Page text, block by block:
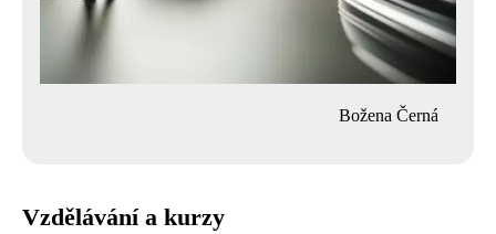
Božena Černá
Vzdělávání a kurzy